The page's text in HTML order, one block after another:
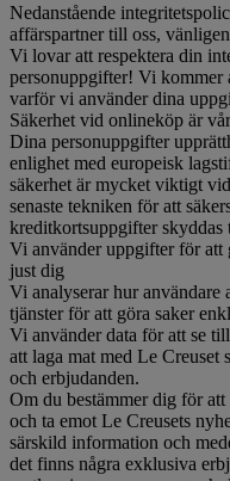
Nedanstående
affärspartner till oss,
Vi lovar att respektera din
personuppgifter! Vi kommer
varför vi använder dina
Säkerhet vid onlineköp är
Dina personuppgifter
enlighet med europeisk
säkerhet är mycket viktigt
senaste tekniken för att
kreditkortsuppgifter
Vi använder uppgifter för att
just dig
Vi analyserar hur användare
tjänster för att göra saker
Vi använder data för att se
att laga mat med Le
och erbjudanden.
Om du bestämmer dig för
och ta emot Le Creusets
särskild information och
det finns några exklusiva